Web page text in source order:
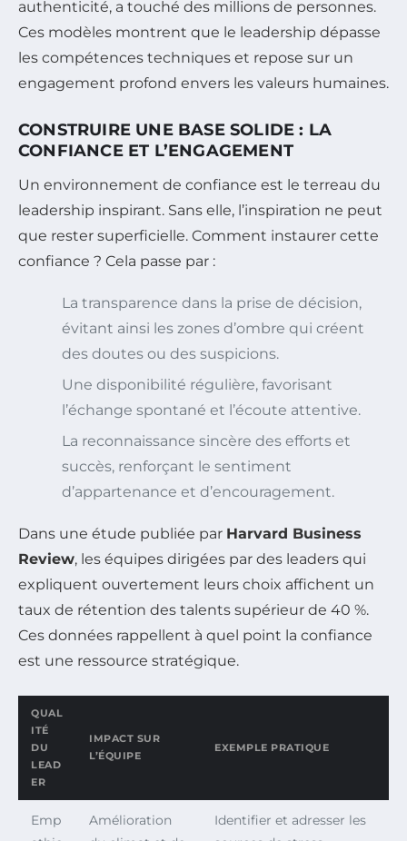
authenticité, a touché des millions de personnes.
Ces modèles montrent que le leadership dépasse
les compétences techniques et repose sur un
engagement profond envers les valeurs humaines.
CONSTRUIRE UNE BASE SOLIDE : LA
CONFIANCE ET L’ENGAGEMENT
Un environnement de confiance est le terreau du
leadership inspirant. Sans elle, l’inspiration ne peut
que rester superficielle. Comment instaurer cette
confiance ? Cela passe par :
La transparence dans la prise de décision,
évitant ainsi les zones d’ombre qui créent
des doutes ou des suspicions.
Une disponibilité régulière, favorisant
l’échange spontané et l’écoute attentive.
La reconnaissance sincère des efforts et
succès, renforçant le sentiment
d’appartenance et d’encouragement.
Dans une étude publiée par Harvard Business
Review, les équipes dirigées par des leaders qui
expliquent ouvertement leurs choix affichent un
taux de rétention des talents supérieur de 40 %.
Ces données rappellent à quel point la confiance
est une ressource stratégique.
QUAL
ITÉ
DU
LEAD
ER
IMPACT SUR
L’ÉQUIPE
EXEMPLE PRATIQUE
Emp
Amélioration
Identifier et adresser les